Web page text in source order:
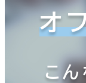
オ
こ